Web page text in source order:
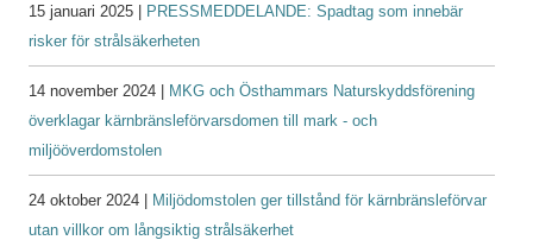
15 januari 2025 |
PRESSMEDDELANDE: Spadtag som innebär
risker för strålsäkerheten
14 november 2024 |
MKG och Östhammars Naturskyddsförening
överklagar kärnbränsleförvarsdomen till mark - och
miljööverdomstolen
24 oktober 2024 |
Miljödomstolen ger tillstånd för kärnbränsleförvar
utan villkor om långsiktig strålsäkerhet